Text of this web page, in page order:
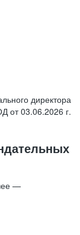
директора
от 03.06.2026 г.
—